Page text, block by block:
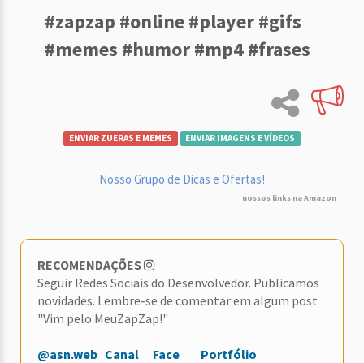
#zapzap #online #player #gifs
#memes #humor #mp4 #frases
ENVIAR ZUERAS E MEMES ENVIAR IMAGENS E VÍDEOS
Nosso Grupo de Dicas e Ofertas!
nossos links na Amazon
RECOMENDAÇÕES
Seguir Redes Sociais do Desenvolvedor. Publicamos
novidades. Lembre-se de comentar em algum post
"Vim pelo MeuZapZap!"
@asn.web Canal Face Portfólio